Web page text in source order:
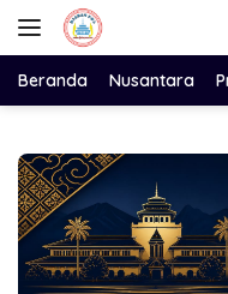
Langsung
Beranda Nusantara